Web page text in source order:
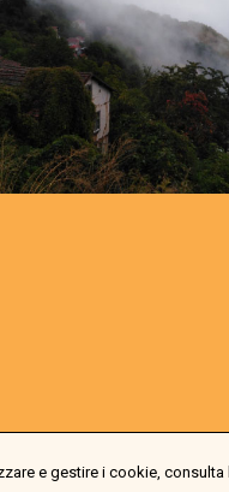
e gestire i cookie, consulta